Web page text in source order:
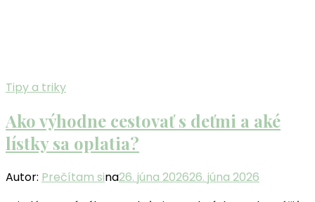
Tipy a triky
Ako výhodne cestovať s deťmi a aké
lístky sa oplatia?
Autor: Prečítam sina26. júna 202626. júna 2026